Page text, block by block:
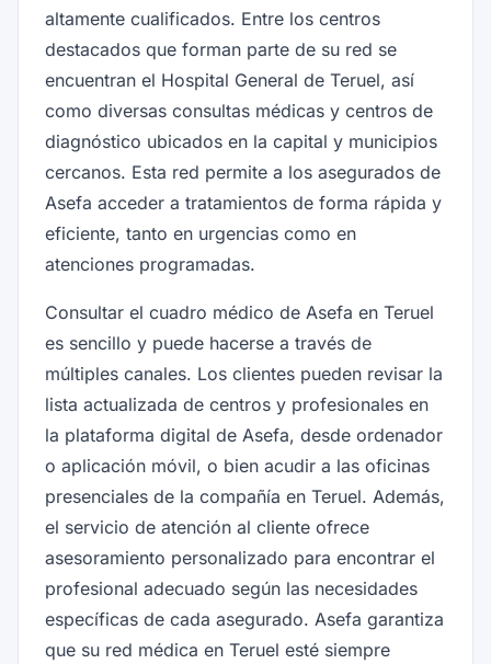
altamente cualificados. Entre los centros
destacados que forman parte de su red se
encuentran el Hospital General de Teruel, así
como diversas consultas médicas y centros de
diagnóstico ubicados en la capital y municipios
cercanos. Esta red permite a los asegurados de
Asefa acceder a tratamientos de forma rápida y
eficiente, tanto en urgencias como en
atenciones programadas.
Consultar el cuadro médico de Asefa en Teruel
es sencillo y puede hacerse a través de
múltiples canales. Los clientes pueden revisar la
lista actualizada de centros y profesionales en
la plataforma digital de Asefa, desde ordenador
o aplicación móvil, o bien acudir a las oficinas
presenciales de la compañía en Teruel. Además,
el servicio de atención al cliente ofrece
asesoramiento personalizado para encontrar el
profesional adecuado según las necesidades
específicas de cada asegurado. Asefa garantiza
que su red médica en Teruel esté siempre